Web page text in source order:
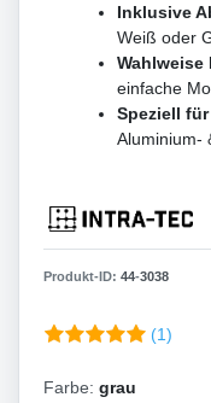
Inklusive
Weiß oder
Wahlweise
einfache
Speziell
Aluminium-
Produkt-ID: 44-3038
(1)
Farbe: grau